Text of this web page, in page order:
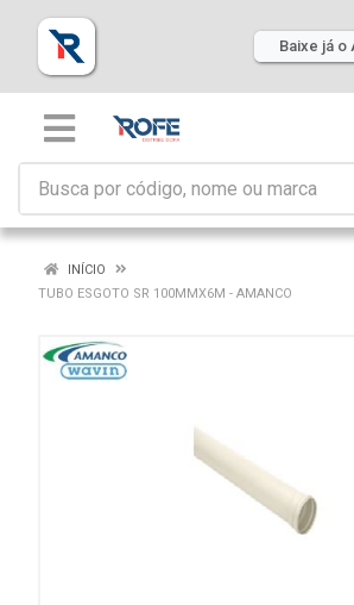
Baixe já o
INÍCIO
TUBO ESGOTO SR 100MMX6M - AMANCO